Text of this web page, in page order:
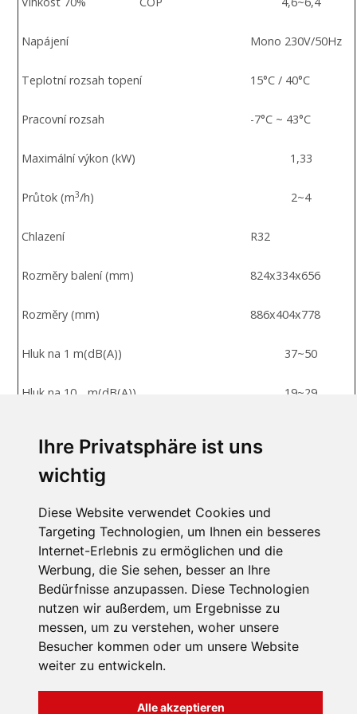
Ihre Privatsphäre ist uns
wichtig
Diese Website verwendet Cookies und
Targeting Technologien, um Ihnen ein besseres
Internet-Erlebnis zu ermöglichen und die
Werbung, die Sie sehen, besser an Ihre
Bedürfnisse anzupassen. Diese Technologien
nutzen wir außerdem, um Ergebnisse zu
messen, um zu verstehen, woher unsere
Besucher kommen oder um unsere Website
weiter zu entwickeln.
Alle akzeptieren
Napájení Mono 230V/50Hz
Teplotní rozsah topení 15°C / 40°C
Pracovní rozsah -7°C ~ 43°C
Maximální výkon (kW) 1,33
Průtok (m3/h) 2~4
Chlazení R32
Rozměry balení (mm) 824x334x656
Rozměry (mm) 886x404x778
Hluk na 1 m(dB(A)) 37~50
Hluk na 10 m(dB(A)) 19~29
Značka kompresoru
Výměník tepla
Twisted Tech
Titane
Funkce
Auto / Boost / Eco
/ Topení /Chlazení
INFORMATION